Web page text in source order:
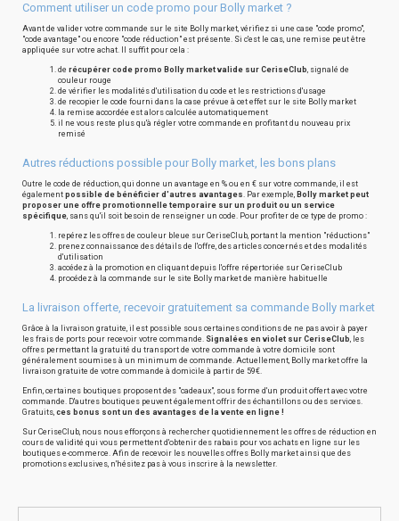
Comment utiliser un code promo pour Bolly market ?
Avant de valider votre commande sur le site Bolly market, vérifiez si une case "code promo",
"code avantage" ou encore "code réduction" est présente. Si c'est le cas, une remise peut être
appliquée sur votre achat. Il suffit pour cela :
de récupérer code promo Bolly market valide sur CeriseClub, signalé de
couleur rouge
de vérifier les modalités d'utilisation du code et les restrictions d'usage
de recopier le code fourni dans la case prévue à cet effet sur le site Bolly market
la remise accordée est alors calculée automatiquement
il ne vous reste plus qu'à régler votre commande en profitant du nouveau prix
remisé
Autres réductions possible pour Bolly market, les bons plans
Outre le code de réduction, qui donne un avantage en % ou en € sur votre commande, il est
également possible de bénéficier d'autres avantages. Par exemple, Bolly market peut
proposer une offre promotionnelle temporaire sur un produit ou un service
spécifique, sans qu'il soit besoin de renseigner un code. Pour profiter de ce type de promo :
repérez les offres de couleur bleue sur CeriseClub, portant la mention "réductions"
prenez connaissance des détails de l'offre, des articles concernés et des modalités
d'utilisation
accédez à la promotion en cliquant depuis l'offre répertoriée sur CeriseClub
procédez à la commande sur le site Bolly market de manière habituelle
La livraison offerte, recevoir gratuitement sa commande Bolly market
Grâce à la livraison gratuite, il est possible sous certaines conditions de ne pas avoir à payer
les frais de ports pour recevoir votre commande. Signalées en violet sur CeriseClub, les
offres permettant la gratuité du transport de votre commande à votre domicile sont
généralement soumises à un minimum de commande. Actuellement, Bolly market offre la
livraison gratuite de votre commande à domicile à partir de 59€.
Enfin, certaines boutiques proposent des "cadeaux", sous forme d'un produit offert avec votre
commande. D'autres boutiques peuvent également offrir des échantillons ou des services.
Gratuits, ces bonus sont un des avantages de la vente en ligne !
Sur CeriseClub, nous nous efforçons à rechercher quotidiennement les offres de réduction en
cours de validité qui vous permettent d'obtenir des rabais pour vos achats en ligne sur les
boutiques e-commerce. Afin de recevoir les nouvelles offres Bolly market ainsi que des
promotions exclusives, n'hésitez pas à vous inscrire à la newsletter.